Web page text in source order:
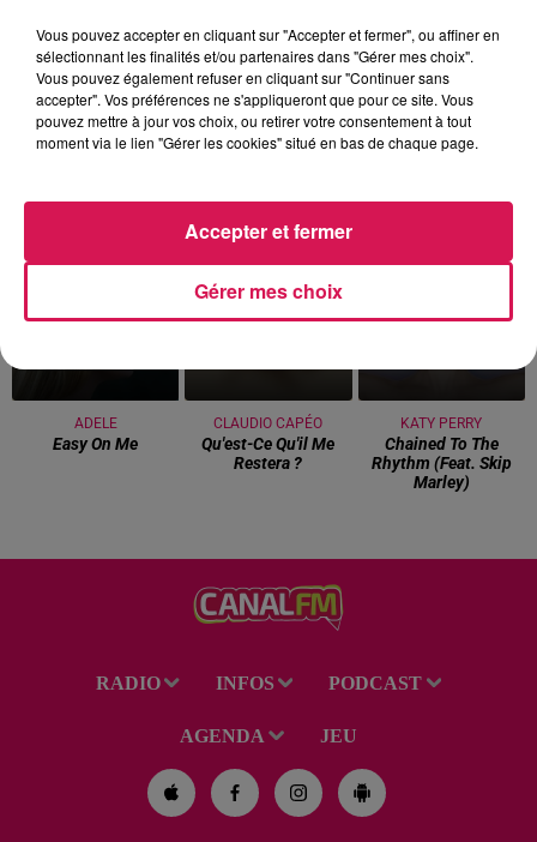
Revivez les meilleurs moments du Réveil de Canal FM
17h32
17h32
ADELE
Easy On Me
17h28
17h28
CLAUDIO CAPÉO
Qu'est-Ce Qu'il Me
Restera ?
17h24
17h24
KATY PERRY
Chained To The
Rhythm (feat. Skip
Marley)
RADIO INFOS PODCAST
AGENDA JEU
Vous pouvez accepter en cliquant sur "Accepter et fermer", ou affiner en
sélectionnant les finalités et/ou partenaires dans "Gérer mes choix".
Vous pouvez également refuser en cliquant sur "Continuer sans
accepter". Vos préférences ne s'appliqueront que pour ce site. Vous
pouvez mettre à jour vos choix, ou retirer votre consentement à tout
moment via le lien "Gérer les cookies" situé en bas de chaque page.
Gérer mes choix
Accepter et fermer